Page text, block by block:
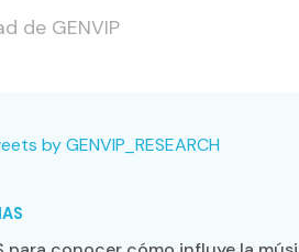
de GENVIP
by GENVIP_RESEARCH